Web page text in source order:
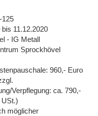
125
11.12.2020
- IG Metall
Sprockhövel
960,- Euro
Verpflegung: ca. 790,-
möglicher